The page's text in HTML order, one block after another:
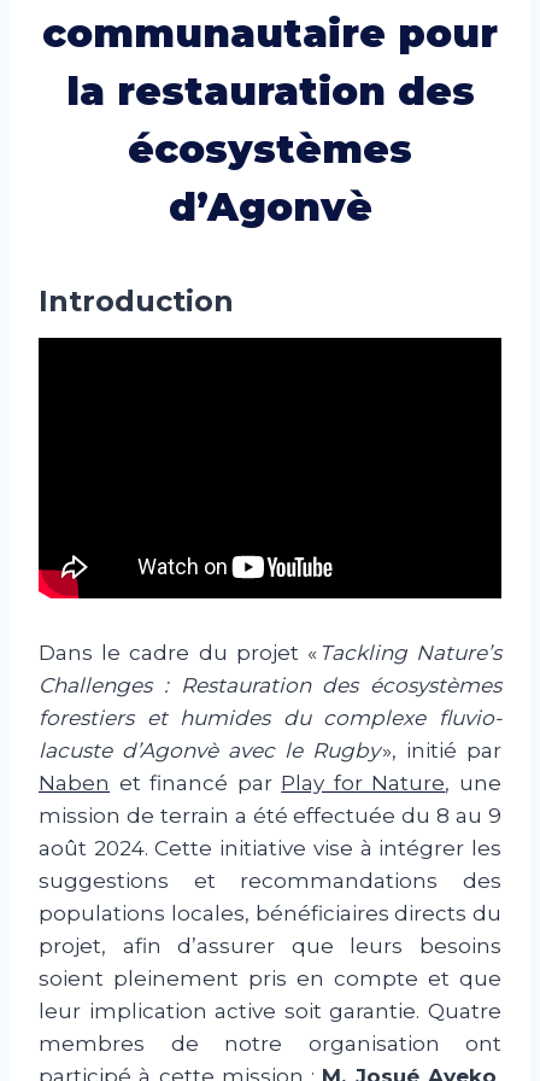
communautaire pour
la restauration des
écosystèmes
d’Agonvè
Introduction
Dans le cadre du projet « Tackling Nature’s
Challenges : Restauration des écosystèmes
forestiers et humides du complexe fluvio-
lacuste d’Agonvè avec le Rugby», initié par
Naben et financé par Play for Nature, une
mission de terrain a été effectuée du 8 au 9
août 2024. Cette initiative vise à intégrer les
suggestions et recommandations des
populations locales, bénéficiaires directs du
projet, afin d’assurer que leurs besoins
soient pleinement pris en compte et que
leur implication active soit garantie. Quatre
membres de notre organisation ont
participé à cette mission : M. Josué Ayeko